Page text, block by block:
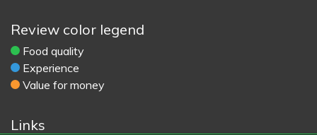
Review color legend
Food quality
Experience
Value for money
Links